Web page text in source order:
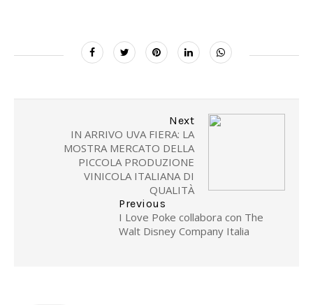
Next
IN ARRIVO UVA FIERA: LA
MOSTRA MERCATO DELLA
PICCOLA PRODUZIONE
VINICOLA ITALIANA DI
QUALITÀ
Previous
I Love Poke collabora con The
Walt Disney Company Italia